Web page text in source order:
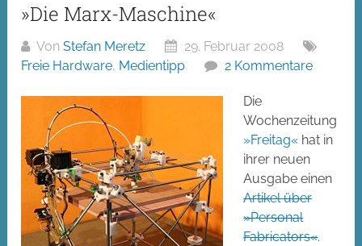
»Die Marx-Maschine«
VonStefan Meretz
29. Februar 2008
Freie Hardware, Medientipp 2 Kommentare
Die
Wochenzeitung
»Freitag« hat in
ihrer neuen
Ausgabe einen
Artikel über
»Personal
Fabricators«.